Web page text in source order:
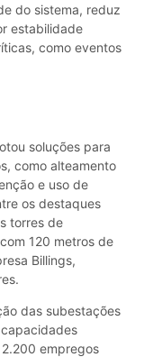
do sistema, reduz
estabilidade
como eventos
soluções para
como alteamento
e uso de
os destaques
torres de
120 metros de
Billings,
das subestações
capacidades
empregos